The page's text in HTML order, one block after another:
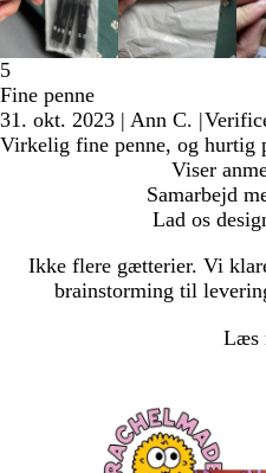
5
Fine penne
31. okt. 2023 | Ann C. |
Virkelig fine penne, og hurtig
Viser
Samarbejd
Lad os
Ikke flere gætterier. Vi
brainstorming til
Læs